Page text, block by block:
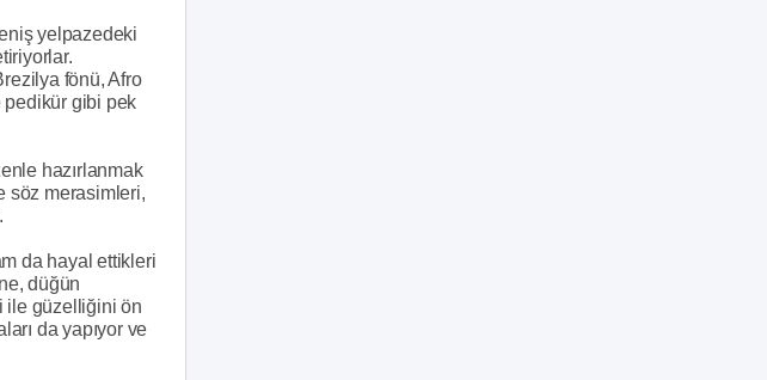
yelpazedeki
fönü, Afro
pedikür gibi pek
hazırlanmak
söz merasimleri,
da hayal ettikleri
düğün
ile güzelliğini ön
da yapıyor ve